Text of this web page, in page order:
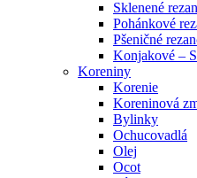
Sklenené
Pohánkové
Pšeničné
Konjakové –
Koreniny
Korenie
Koreninová
Bylinky
Ochucovadlá
Olej
Ocot